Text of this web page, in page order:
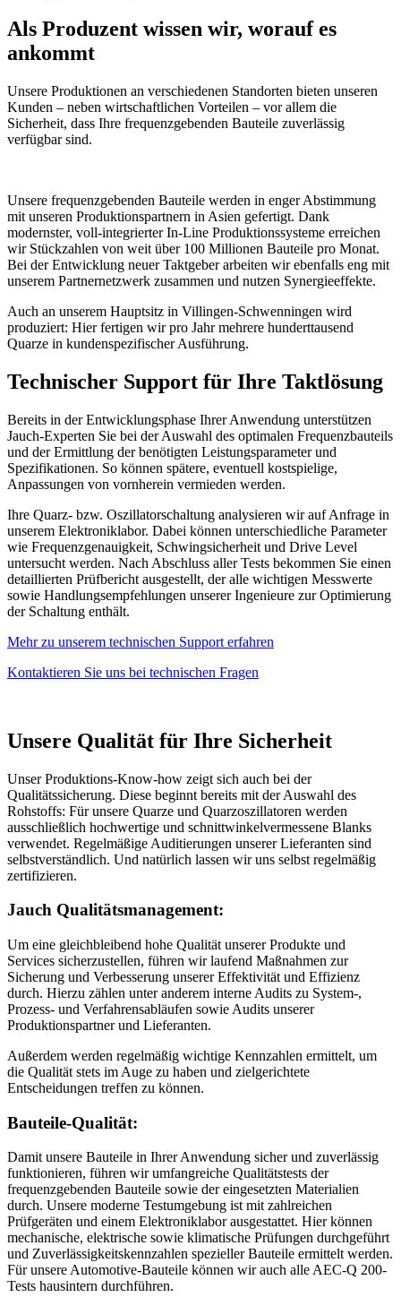
Als Produzent wissen wir, worauf es
ankommt
Unsere Produktionen an verschiedenen Standorten bieten unseren
Kunden – neben wirtschaftlichen Vorteilen – vor allem die
Sicherheit, dass Ihre frequenzgebenden Bauteile zuverlässig
verfügbar sind.
Unsere frequenzgebenden Bauteile werden in enger Abstimmung
mit unseren Produktionspartnern in Asien gefertigt. Dank
modernster, voll-integrierter In-Line Produktionssysteme erreichen
wir Stückzahlen von weit über 100 Millionen Bauteile pro Monat.
Bei der Entwicklung neuer Taktgeber arbeiten wir ebenfalls eng mit
unserem Partnernetzwerk zusammen und nutzen Synergieeffekte.
Auch an unserem Hauptsitz in Villingen-Schwenningen wird
produziert: Hier fertigen wir pro Jahr mehrere hunderttausend
Quarze in kundenspezifischer Ausführung.
Technischer Support für Ihre Taktlösung
Bereits in der Entwicklungsphase Ihrer Anwendung unterstützen
Jauch-Experten Sie bei der Auswahl des optimalen Frequenzbauteils
und der Ermittlung der benötigten Leistungsparameter und
Spezifikationen. So können spätere, eventuell kostspielige,
Anpassungen von vornherein vermieden werden.
Ihre Quarz- bzw. Oszillatorschaltung analysieren wir auf Anfrage in
unserem Elektroniklabor. Dabei können unterschiedliche Parameter
wie Frequenzgenauigkeit, Schwingsicherheit und Drive Level
untersucht werden. Nach Abschluss aller Tests bekommen Sie einen
detaillierten Prüfbericht ausgestellt, der alle wichtigen Messwerte
sowie Handlungsempfehlungen unserer Ingenieure zur Optimierung
der Schaltung enthält.
Mehr zu unserem technischen Support erfahren
Kontaktieren Sie uns bei technischen Fragen
Unsere Qualität für Ihre Sicherheit
Unser Produktions-Know-how zeigt sich auch bei der
Qualitätssicherung. Diese beginnt bereits mit der Auswahl des
Rohstoffs: Für unsere Quarze und Quarzoszillatoren werden
ausschließlich hochwertige und schnittwinkelvermessene Blanks
verwendet. Regelmäßige Auditierungen unserer Lieferanten sind
selbstverständlich. Und natürlich lassen wir uns selbst regelmäßig
zertifizieren.
Jauch Qualitätsmanagement:
Um eine gleichbleibend hohe Qualität unserer Produkte und
Services sicherzustellen, führen wir laufend Maßnahmen zur
Sicherung und Verbesserung unserer Effektivität und Effizienz
durch. Hierzu zählen unter anderem interne Audits zu System-,
Prozess- und Verfahrensabläufen sowie Audits unserer
Produktionspartner und Lieferanten.
Außerdem werden regelmäßig wichtige Kennzahlen ermittelt, um
die Qualität stets im Auge zu haben und zielgerichtete
Entscheidungen treffen zu können.
Bauteile-Qualität:
Damit unsere Bauteile in Ihrer Anwendung sicher und zuverlässig
funktionieren, führen wir umfangreiche Qualitätstests der
frequenzgebenden Bauteile sowie der eingesetzten Materialien
durch. Unsere moderne Testumgebung ist mit zahlreichen
Prüfgeräten und einem Elektroniklabor ausgestattet. Hier können
mechanische, elektrische sowie klimatische Prüfungen durchgeführt
und Zuverlässigkeitskennzahlen spezieller Bauteile ermittelt werden.
Für unsere Automotive-Bauteile können wir auch alle AEC-Q 200-
Tests hausintern durchführen.